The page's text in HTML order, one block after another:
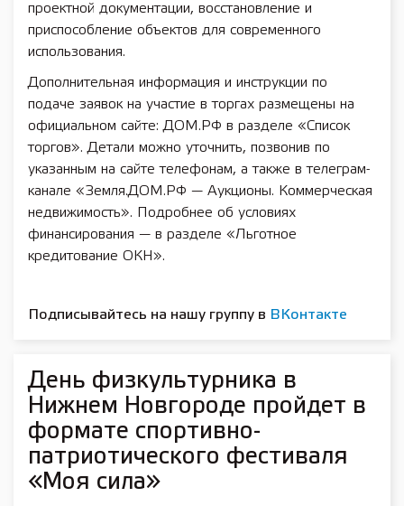
проектной документации, восстановление и
приспособление объектов для современного
использования.
Дополнительная информация и инструкции по
подаче заявок на участие в торгах размещены на
официальном сайте: ДОМ.РФ в разделе «Список
торгов». Детали можно уточнить, позвонив по
указанным на сайте телефонам, а также в телеграм-
канале «Земля.ДОМ.РФ — Аукционы. Коммерческая
недвижимость». Подробнее об условиях
финансирования — в разделе «Льготное
кредитование ОКН».
Подписывайтесь на нашу группу в ВКонтакте
День физкультурника в
Нижнем Новгороде пройдет в
формате спортивно-
патриотического фестиваля
«Моя сила»